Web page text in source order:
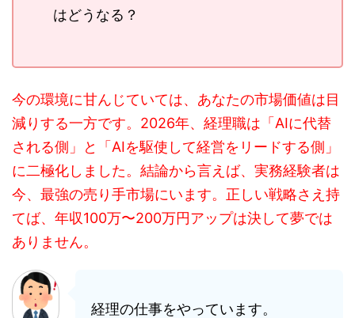
はどうなる？
今の環境に甘んじていては、あなたの市場価値は目
減りする一方です。2026年、経理職は「AIに代替
される側」と「AIを駆使して経営をリードする側」
に二極化しました。結論から言えば、実務経験者は
今、最強の売り手市場にいます。正しい戦略さえ持
てば、年収100万〜200万円アップは決して夢では
ありません。
経理の仕事をやっています。